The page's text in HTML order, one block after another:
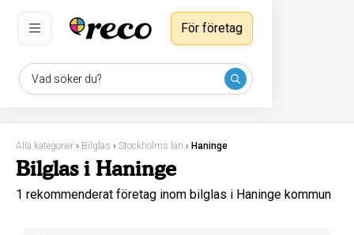
Vad söker du?
För företag
Alla kategorier › Bilglas › Stockholms län › Haninge
Bilglas i Haninge
1 rekommenderat företag inom bilglas i Haninge kommun